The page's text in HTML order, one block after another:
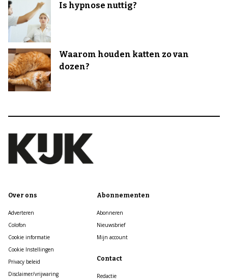
Is hypnose nuttig?
Waarom houden katten zo van
dozen?
Over ons
Adverteren
Colofon
Cookie informatie
Cookie Instellingen
Privacy beleid
Disclaimer/vrijwaring
Abonnementen
Abonneren
Nieuwsbrief
Mijn account
Contact
Redactie